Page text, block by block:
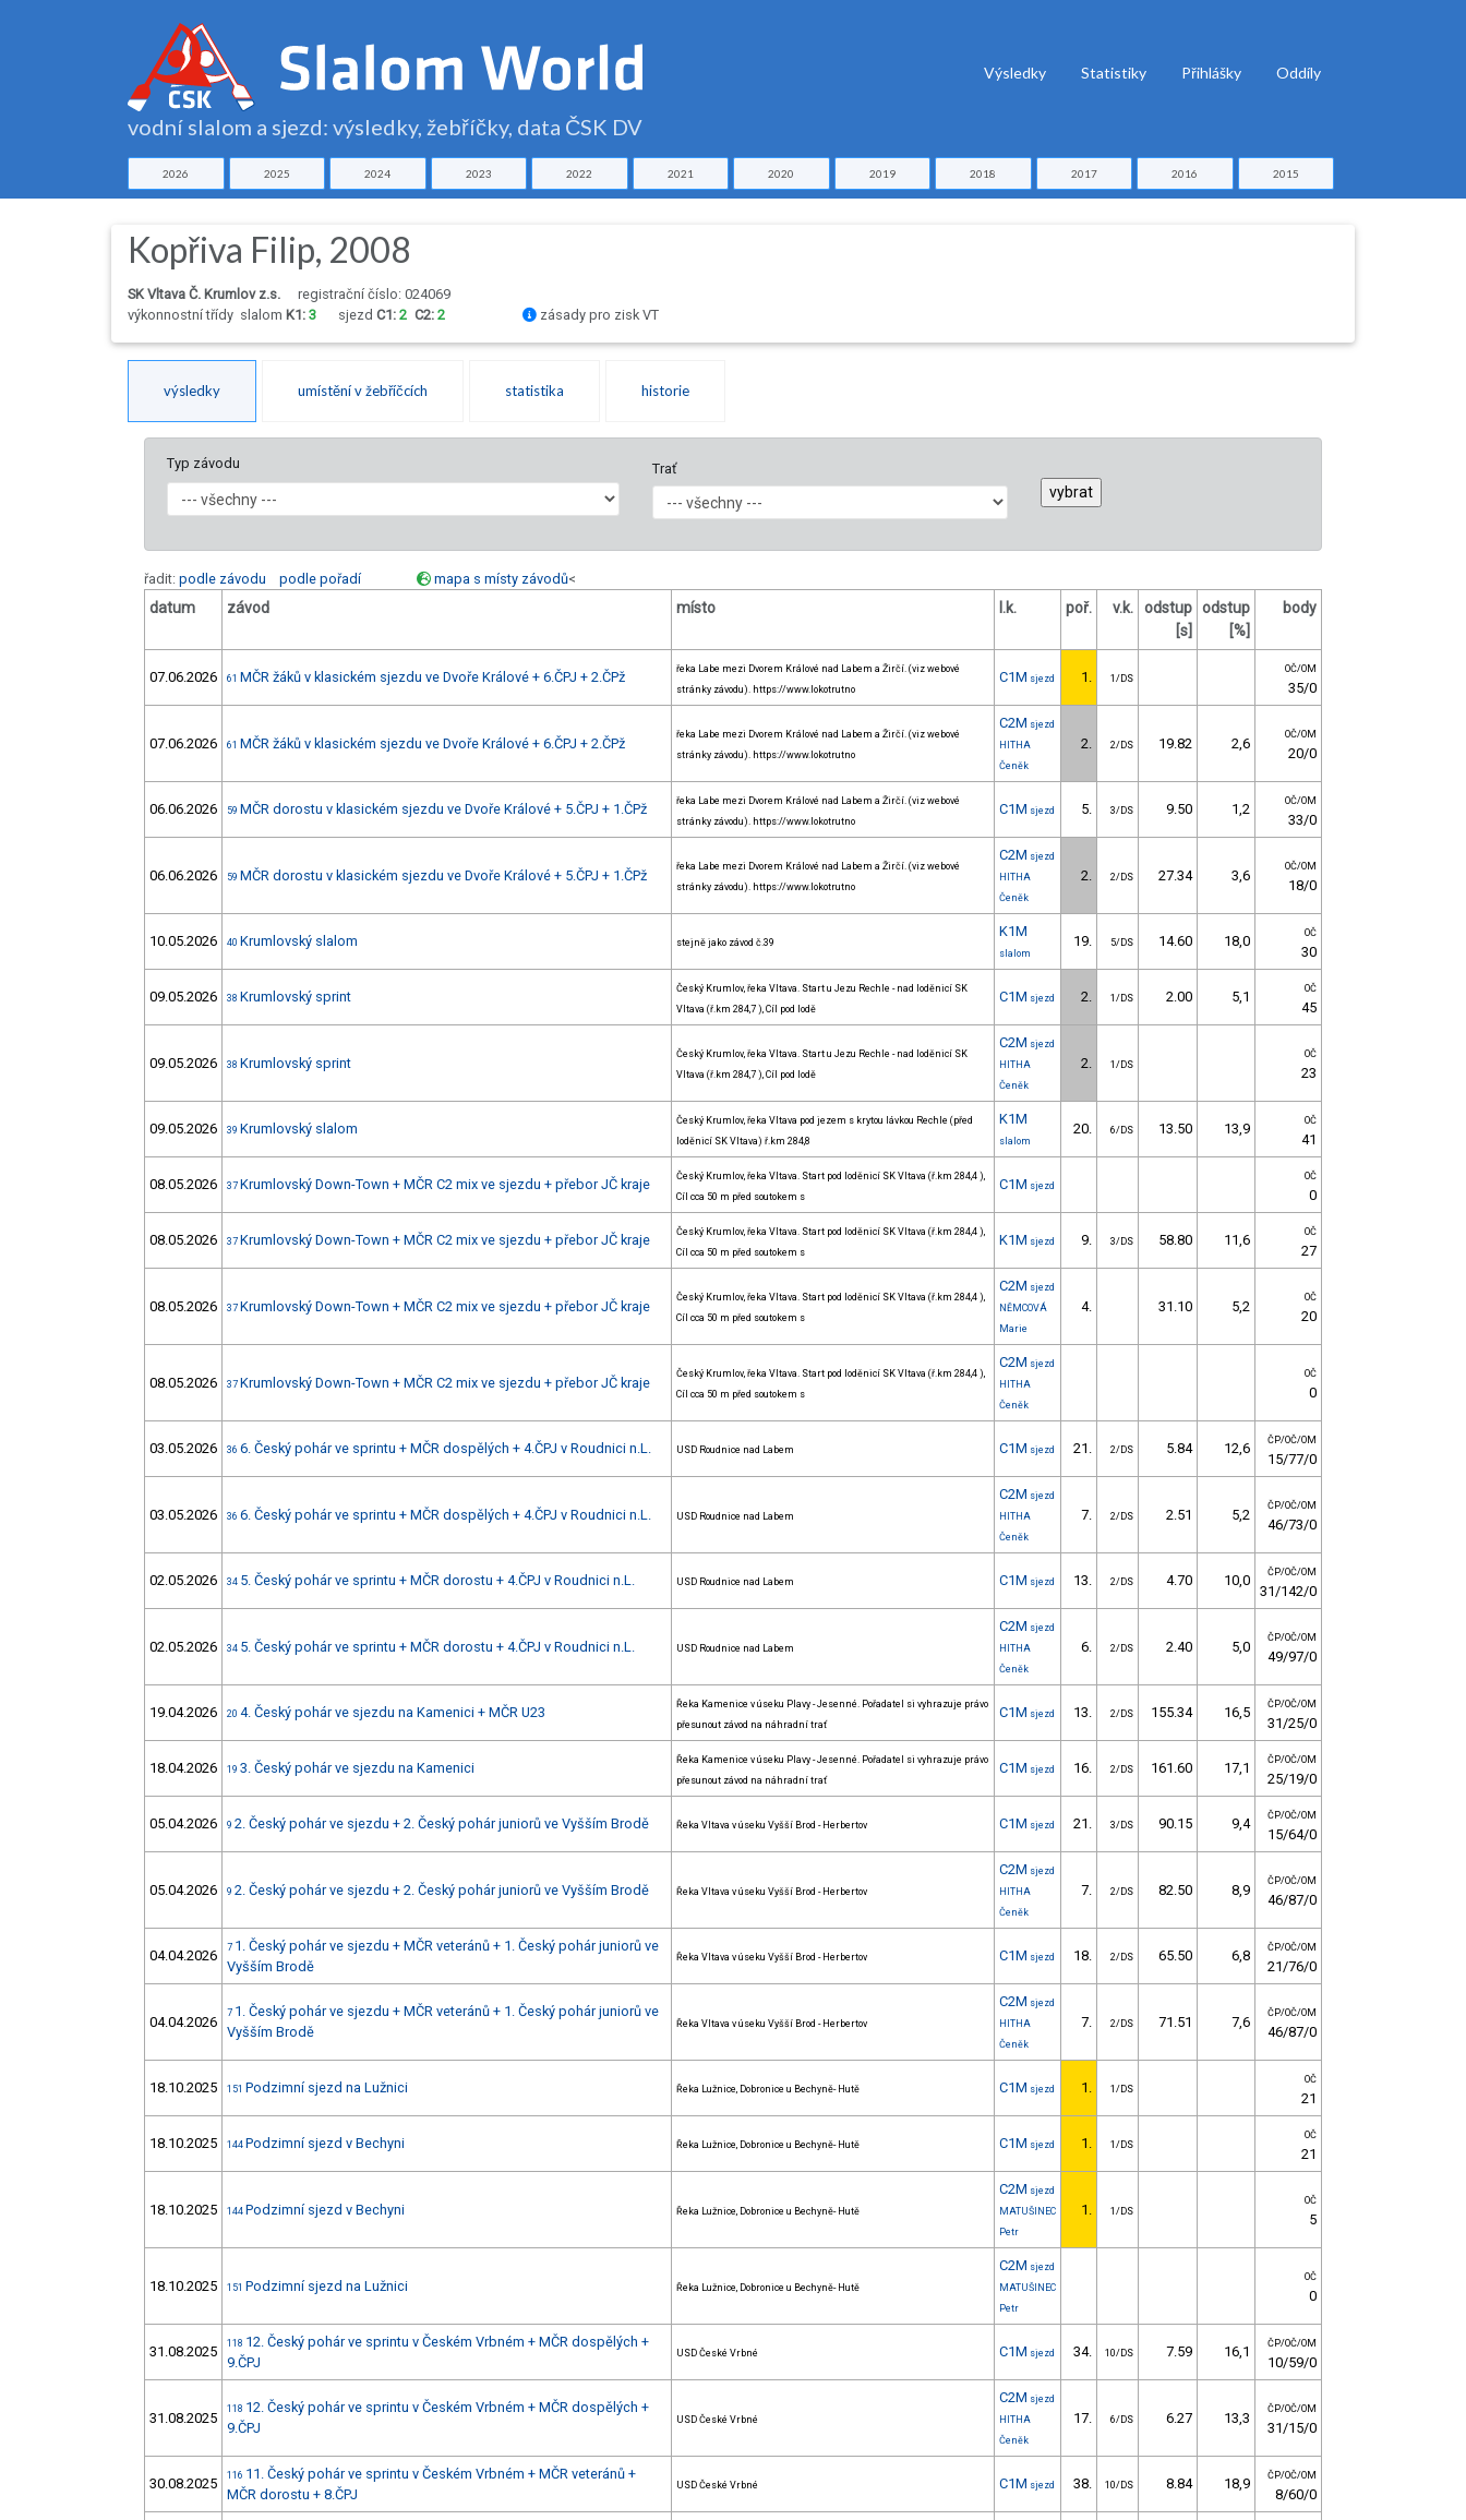
vodní slalom a sjezd: výsledky, žebříčky, data ČSK DV
Výsledky Statistiky Přihlášky Oddíly
2026 2025 2024 2023 2022 2021 2020 2019 2018 2017 2016 2015
Kopřiva Filip, 2008
SK Vltava Č. Krumlov z.s.
registrační číslo: 024069
výkonnostní třídy slalom K1: 3 sjezd C1: 2 C2: 2 zásady pro zisk VT
výsledky umístění v žebříčcích statistika historie
Typ závodu Trať
řadit: podle závodu podle pořadí mapa s místy závodů<
datum závod místo l.k. poř. v.k.
odstup
[s]
odstup
[%]
body
07.06.2026 61 MČR žáků v klasickém sjezdu ve Dvoře Králové + 6.ČPJ + 2.ČPž
řeka Labe mezi Dvorem Králové nad Labem a Žirčí. (viz webové
stránky závodu). https://www.lokotrutno
C1M sjezd 1. 1/DS
OČ/OM
35/0
07.06.2026 61 MČR žáků v klasickém sjezdu ve Dvoře Králové + 6.ČPJ + 2.ČPž
řeka Labe mezi Dvorem Králové nad Labem a Žirčí. (viz webové
stránky závodu). https://www.lokotrutno
C2M sjezd
HITHA
Čeněk
2. 2/DS 19.82 2,6
OČ/OM
20/0
06.06.2026 59 MČR dorostu v klasickém sjezdu ve Dvoře Králové + 5.ČPJ + 1.ČPž
řeka Labe mezi Dvorem Králové nad Labem a Žirčí. (viz webové
stránky závodu). https://www.lokotrutno
C1M sjezd 5. 3/DS 9.50 1,2 OČ/OM
33/0
06.06.2026 59 MČR dorostu v klasickém sjezdu ve Dvoře Králové + 5.ČPJ + 1.ČPž
řeka Labe mezi Dvorem Králové nad Labem a Žirčí. (viz webové
stránky závodu). https://www.lokotrutno
C2M sjezd
HITHA
Čeněk
2. 2/DS 27.34 3,6
OČ/OM
18/0
10.05.2026 40 Krumlovský slalom stejně jako závod č.39
K1M
slalom
19. 5/DS 14.60 18,0 OČ
30
09.05.2026 38 Krumlovský sprint
Český Krumlov, řeka Vltava. Start u Jezu Rechle - nad loděnicí SK
Vltava (ř.km 284,7 ), Cíl pod lodě
C1M sjezd 2. 1/DS 2.00 5,1 OČ
45
09.05.2026 38 Krumlovský sprint
Český Krumlov, řeka Vltava. Start u Jezu Rechle - nad loděnicí SK
Vltava (ř.km 284,7 ), Cíl pod lodě
C2M sjezd
HITHA
Čeněk
2. 1/DS
OČ
23
09.05.2026 39 Krumlovský slalom
Český Krumlov, řeka Vltava pod jezem s krytou lávkou Rechle (před
loděnicí SK Vltava) ř.km 284,8
K1M
slalom
20. 6/DS 13.50 13,9 OČ
41
08.05.2026 37 Krumlovský Down-Town + MČR C2 mix ve sjezdu + přebor JČ kraje
Český Krumlov, řeka Vltava. Start pod loděnicí SK Vltava (ř.km 284,4 ),
Cíl cca 50 m před soutokem s
C1M sjezd
OČ
0
08.05.2026 37 Krumlovský Down-Town + MČR C2 mix ve sjezdu + přebor JČ kraje
Český Krumlov, řeka Vltava. Start pod loděnicí SK Vltava (ř.km 284,4 ),
Cíl cca 50 m před soutokem s
K1M sjezd 9. 3/DS 58.80 11,6 OČ
27
08.05.2026 37 Krumlovský Down-Town + MČR C2 mix ve sjezdu + přebor JČ kraje
Český Krumlov, řeka Vltava. Start pod loděnicí SK Vltava (ř.km 284,4 ),
Cíl cca 50 m před soutokem s
C2M sjezd
NĚMCOVÁ
Marie
4. 31.10 5,2
OČ
20
08.05.2026 37 Krumlovský Down-Town + MČR C2 mix ve sjezdu + přebor JČ kraje
Český Krumlov, řeka Vltava. Start pod loděnicí SK Vltava (ř.km 284,4 ),
Cíl cca 50 m před soutokem s
C2M sjezd
HITHA
Čeněk
OČ
0
03.05.2026 36 6. Český pohár ve sprintu + MČR dospělých + 4.ČPJ v Roudnici n.L. USD Roudnice nad Labem C1M sjezd 21. 2/DS 5.84 12,6 ČP/OČ/OM
15/77/0
03.05.2026 36 6. Český pohár ve sprintu + MČR dospělých + 4.ČPJ v Roudnici n.L. USD Roudnice nad Labem
C2M sjezd
HITHA
Čeněk
7. 2/DS 2.51 5,2
ČP/OČ/OM
46/73/0
02.05.2026 34 5. Český pohár ve sprintu + MČR dorostu + 4.ČPJ v Roudnici n.L. USD Roudnice nad Labem C1M sjezd 13. 2/DS 4.70 10,0 ČP/OČ/OM
31/142/0
02.05.2026 34 5. Český pohár ve sprintu + MČR dorostu + 4.ČPJ v Roudnici n.L. USD Roudnice nad Labem
C2M sjezd
HITHA
Čeněk
6. 2/DS 2.40 5,0
ČP/OČ/OM
49/97/0
19.04.2026 20 4. Český pohár ve sjezdu na Kamenici + MČR U23
Řeka Kamenice v úseku Plavy - Jesenné. Pořadatel si vyhrazuje právo
přesunout závod na náhradní trať
C1M sjezd 13. 2/DS 155.34 16,5 ČP/OČ/OM
31/25/0
18.04.2026 19 3. Český pohár ve sjezdu na Kamenici
Řeka Kamenice v úseku Plavy - Jesenné. Pořadatel si vyhrazuje právo
přesunout závod na náhradní trať
C1M sjezd 16. 2/DS 161.60 17,1 ČP/OČ/OM
25/19/0
05.04.2026 9 2. Český pohár ve sjezdu + 2. Český pohár juniorů ve Vyšším Brodě Řeka Vltava v úseku Vyšší Brod - Herbertov C1M sjezd 21. 3/DS 90.15 9,4 ČP/OČ/OM
15/64/0
05.04.2026 9 2. Český pohár ve sjezdu + 2. Český pohár juniorů ve Vyšším Brodě Řeka Vltava v úseku Vyšší Brod - Herbertov
C2M sjezd
HITHA
Čeněk
7. 2/DS 82.50 8,9
ČP/OČ/OM
46/87/0
04.04.2026 7 1. Český pohár ve sjezdu + MČR veteránů + 1. Český pohár juniorů ve
Vyšším Brodě
Řeka Vltava v úseku Vyšší Brod - Herbertov C1M sjezd 18. 2/DS 65.50 6,8 ČP/OČ/OM
21/76/0
04.04.2026
7 1. Český pohár ve sjezdu + MČR veteránů + 1. Český pohár juniorů ve
Vyšším Brodě
Řeka Vltava v úseku Vyšší Brod - Herbertov
C2M sjezd
HITHA
Čeněk
7. 2/DS 71.51 7,6
ČP/OČ/OM
46/87/0
18.10.2025 151 Podzimní sjezd na Lužnici Řeka Lužnice, Dobronice u Bechyně- Hutě C1M sjezd 1. 1/DS
OČ
21
18.10.2025 144 Podzimní sjezd v Bechyni Řeka Lužnice, Dobronice u Bechyně- Hutě C1M sjezd 1. 1/DS
OČ
21
18.10.2025 144 Podzimní sjezd v Bechyni Řeka Lužnice, Dobronice u Bechyně- Hutě
C2M sjezd
MATUŠINEC
Petr
1. 1/DS
OČ
5
18.10.2025 151 Podzimní sjezd na Lužnici Řeka Lužnice, Dobronice u Bechyně- Hutě
C2M sjezd
MATUŠINEC
Petr
OČ
0
31.08.2025 118 12. Český pohár ve sprintu v Českém Vrbném + MČR dospělých +
9.ČPJ
USD České Vrbné C1M sjezd 34. 10/DS 7.59 16,1 ČP/OČ/OM
10/59/0
31.08.2025
118 12. Český pohár ve sprintu v Českém Vrbném + MČR dospělých +
9.ČPJ
USD České Vrbné
C2M sjezd
HITHA
Čeněk
17. 6/DS 6.27 13,3
ČP/OČ/OM
31/15/0
30.08.2025 116 11. Český pohár ve sprintu v Českém Vrbném + MČR veteránů +
MČR dorostu + 8.ČPJ
USD České Vrbné C1M sjezd 38. 10/DS 8.84 18,9 ČP/OČ/OM
8/60/0